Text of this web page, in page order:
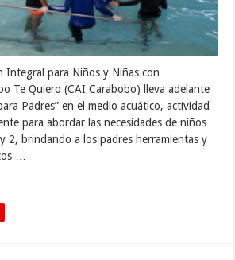
Integral para Niños y Niñas con
Te Quiero (CAI Carabobo) lleva adelante
Padres” en el medio acuático, actividad
para abordar las necesidades de niños
2, brindando a los padres herramientas y
…